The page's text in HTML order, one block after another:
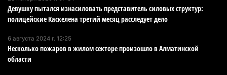
В Alatau City Authority назначили нового
директора по коммуникациям
Партия «Әділет» предложила превратить
университеты в центры технологий и новых
Девушку пытался изнасиловать представитель силовых структур:
полицейские Каскелена третий месяц расследует дело
6 августа 2024 г. 12:25
Несколько пожаров в жилом секторе произошло в Алматинской
области